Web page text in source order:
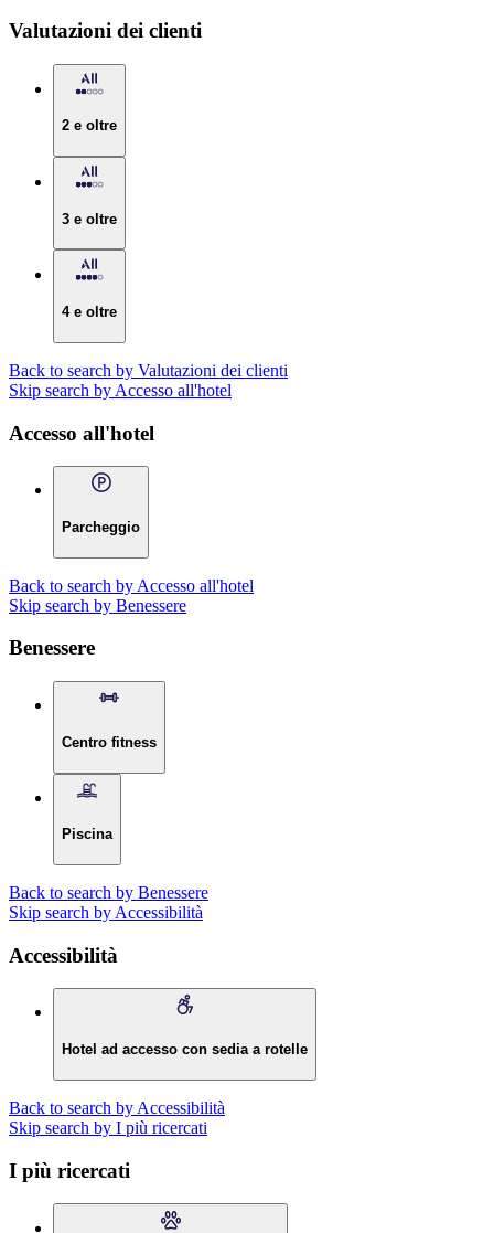
Valutazioni dei clienti
2 e oltre
3 e oltre
4 e oltre
Back to search by Valutazioni dei clienti
Skip search by Accesso all'hotel
Accesso all'hotel
Parcheggio
Back to search by Accesso all'hotel
Skip search by Benessere
Benessere
Centro fitness
Piscina
Back to search by Benessere
Skip search by Accessibilità
Accessibilità
Hotel ad accesso con sedia a rotelle
Back to search by Accessibilità
Skip search by I più ricercati
I più ricercati